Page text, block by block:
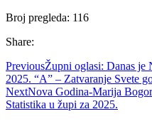
Broj pregleda: 116
Share:
PreviousŽupni oglasi: Danas je
2025. “A” – Zatvaranje Svete
NextNova Godina-Marija
Statistika u župi za 2025.